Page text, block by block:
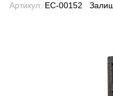
Артикул: EC-00152